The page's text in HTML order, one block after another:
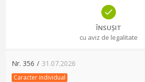
ÎNSUȘIT
cu aviz de legalitate
Nr. 356 / 31.07.2026
Caracter individual